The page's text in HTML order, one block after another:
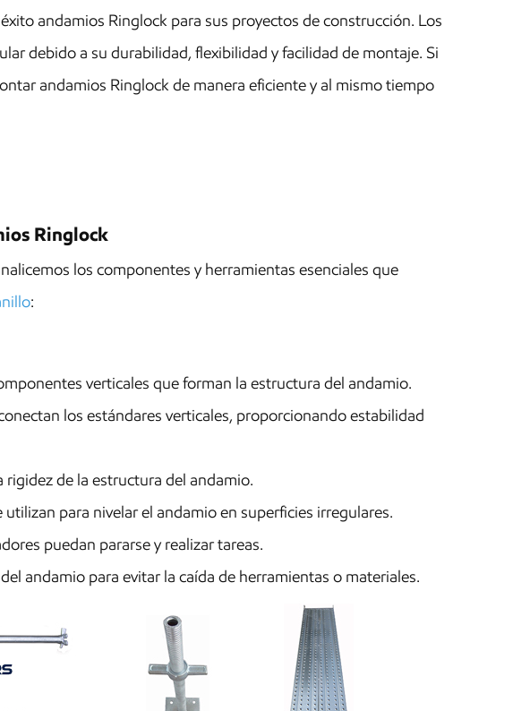
andamios Ringlock para sus proyectos de construcción. Los
debido a su durabilidad, flexibilidad y facilidad de montaje. Si
andamios Ringlock de manera eficiente y al mismo tiempo
Ringlock
los componentes y herramientas esenciales que
:
verticales que forman la estructura del andamio.
los estándares verticales, proporcionando estabilidad
de la estructura del andamio.
para nivelar el andamio en superficies irregulares.
puedan pararse y realizar tareas.
andamio para evitar la caída de herramientas o materiales.